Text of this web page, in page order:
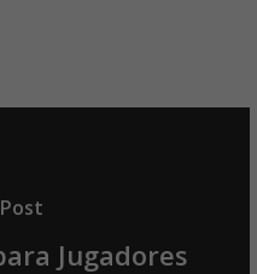
Jugadores